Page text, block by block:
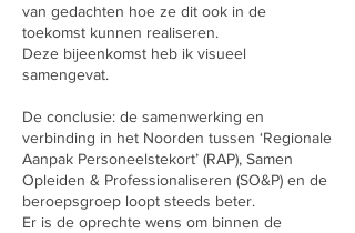
van gedachten hoe ze dit ook in de
toekomst kunnen realiseren.
Deze bijeenkomst heb ik visueel
samengevat.
De conclusie: de samenwerking en
verbinding in het Noorden tussen ‘Regionale
Aanpak Personeelstekort’ (RAP), Samen
Opleiden & Professionaliseren (SO&P) en de
beroepsgroep loopt steeds beter.
Er is de oprechte wens om binnen de